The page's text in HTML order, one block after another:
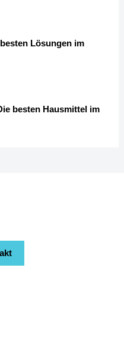
Lösungen im
besten Hausmittel im